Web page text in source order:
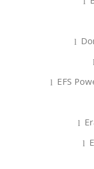
EFS